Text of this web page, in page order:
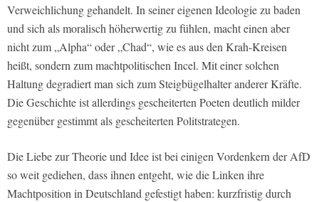
Verweichlichung gehandelt. In seiner eigenen Ideologie zu baden
und sich als moralisch höherwertig zu fühlen, macht einen aber
nicht zum „Alpha“ oder „Chad“, wie es aus den Krah-Kreisen
heißt, sondern zum machtpolitischen Incel. Mit einer solchen
Haltung degradiert man sich zum Steigbügelhalter anderer Kräfte.
Die Geschichte ist allerdings gescheiterten Poeten deutlich milder
gegenüber gestimmt als gescheiterten Politstrategen.
Die Liebe zur Theorie und Idee ist bei einigen Vordenkern der AfD
so weit gediehen, dass ihnen entgeht, wie die Linken ihre
Machtposition in Deutschland gefestigt haben: kurzfristig durch